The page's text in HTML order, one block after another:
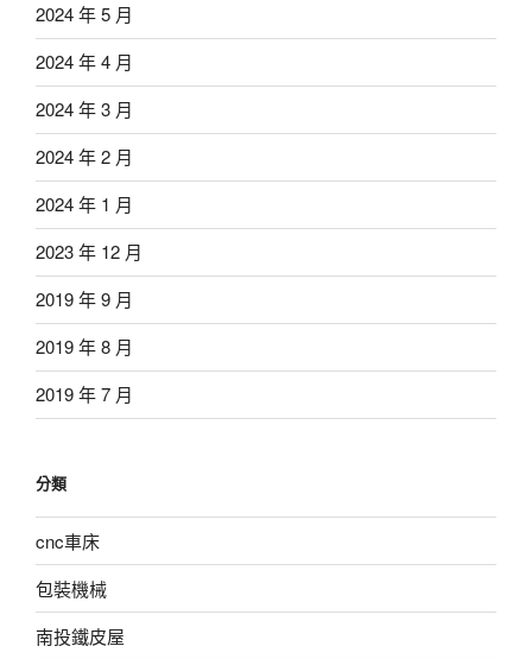
2024 年 5 月
2024 年 4 月
2024 年 3 月
2024 年 2 月
2024 年 1 月
2023 年 12 月
2019 年 9 月
2019 年 8 月
2019 年 7 月
分類
cnc車床
包裝機械
南投鐵皮屋